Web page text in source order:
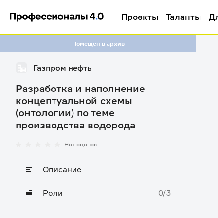
Проекты Таланты
Помещен в архив
Газпром нефть
Разработка и наполнение
концептуальной схемы
(онтологии) по теме
производства водорода
Нет оценок
Описание
Роли 0/3